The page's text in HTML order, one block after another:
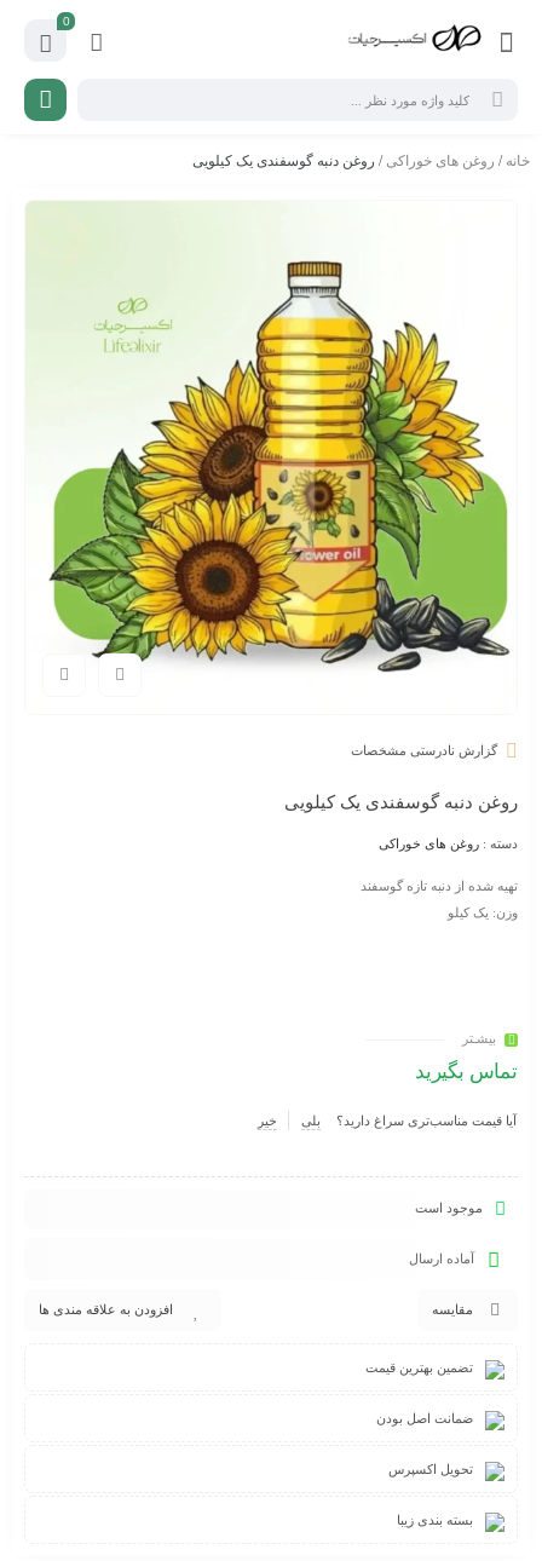
0
خانه / روغن های خوراکی / روغن دنبه گوسفندی یک کیلویی
گزارش نادرستی مشخصات
روغن دنبه گوسفندی یک کیلویی
دسته : روغن های خوراکی
تهیه شده از دنبه تازه گوسفند
وزن: یک کیلو
بیشـتر
تماس بگیرید
آیا قیمت مناسب‌تری سراغ دارید؟ بلی خیر
موجود است
آماده ارسال
مقایسه افزودن به علاقه مندی ها
تضمین بهترین قیمت
ضمانت اصل بودن
تحویل اکسپرس
بسته بندی زیبا